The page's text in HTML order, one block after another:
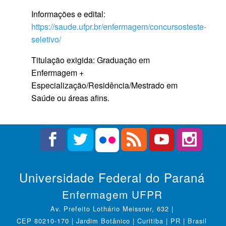
Informações e edital:
https://saude.ufpr.br/enfermagem/concursosteste-
seletivo/
Titulação exigida: Graduação em
Enfermagem +
Especialização/Residência/Mestrado em
Saúde ou áreas afins.
Universidade Federal do Paraná
Enfermagem UFPR
Av. Prefeito Lothário Meissner, 632 |
CEP 80210-170 | Jardim Botânico | Curitiba | PR | Brasil